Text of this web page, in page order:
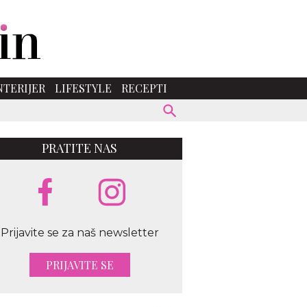
LIFESTYLE
RECEPTI
PRATITE NAS
Prijavite se za naš newsletter
PRIJAVITE SE